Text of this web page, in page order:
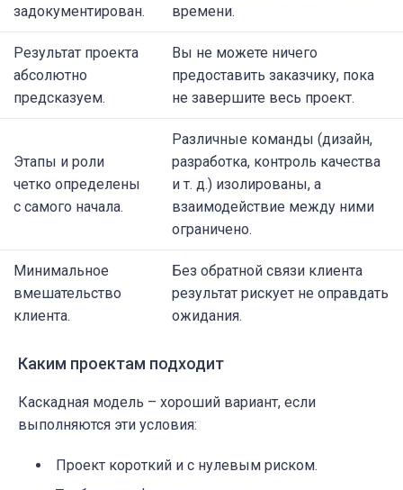
задокументирован.
времени.
Результат проекта
абсолютно
предсказуем.
Вы не можете ничего
предоставить заказчику, пока
не завершите весь проект.
Этапы и роли
четко определены
с самого начала.
Различные команды (дизайн,
разработка, контроль качества
и т. д.) изолированы, а
взаимодействие между ними
ограничено.
Минимальное
вмешательство
клиента.
Без обратной связи клиента
результат рискует не оправдать
ожидания.
Каким проектам подходит
Каскадная модель – хороший вариант, если
выполняются эти условия:
Проект короткий и с нулевым риском.